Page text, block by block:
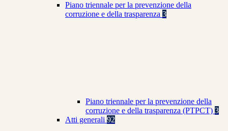
Piano triennale per la prevenzione della
corruzione e della trasparenza 3
Piano triennale per la prevenzione della
corruzione e della trasparenza (PTPCT) 3
Atti generali 92